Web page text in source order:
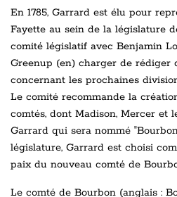
En 1785, Garrard est élu pour
Fayette au sein de la législature
comité législatif avec Benjamin
Greenup (en) charger de rédiger
concernant les prochaines
Le comité recommande la
comtés, dont Madison, Mercer et
Garrard qui sera nommé
législature, Garrard est choisi
paix du nouveau comté de
Le comté de Bourbon (anglais :